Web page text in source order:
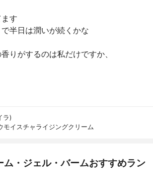
す
半日は潤いが続くかな
りがするのは私だけですか、
ラ)
モイスチャライジングクリーム
ム・ジェル・バームおすすめラン